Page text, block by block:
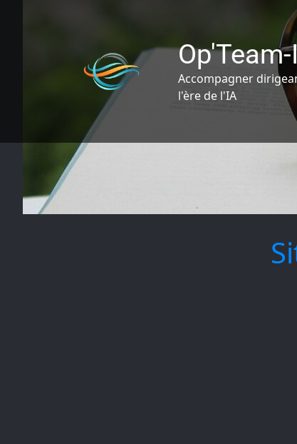
Accompagner
l'ère de l'IA